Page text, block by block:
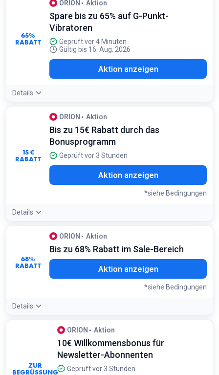
65%
RABATT
ORION Aktion
Spare bis zu 65% auf G-Punkt-
Vibratoren
Geprüft vor 4 Minuten
Gültig bis 16. Aug. 2026
Aktion anzeigen
Details
15 €
RABATT
ORION Aktion
Bis zu 15€ Rabatt durch das
Bonusprogramm
Geprüft vor 3 Stunden
Aktion anzeigen
*siehe Bedingungen
Details
Angebotsdetails:Logge dich jede Woche einmal in dein
Kundenkonto ein, um 100 Bonuspunkte ohne Kauf zu
Bedingungen:
Rabattcodes gelten nicht für bereits reduzierte Artikel oder
Bücher. Mindestbestellwert für 15€ Rabatt ist 75€
68%
RABATT
ORION Aktion
Bis zu 68% Rabatt im Sale-Bereich
Aktion anzeigen
*siehe Bedingungen
Details
Angebotsdetails: Die Schnäppchen-Kategorie wird
regelmäßig aktualisiert; schau besonders am Wochenende
vorbei, um neue Bestpreise zu finden
Nur solange der Vorrat reicht
ZUR
BEGRÜSSUNG
ORION Aktion
10€ Willkommensbonus für
Newsletter-Abonnenten
Geprüft vor 3 Stunden